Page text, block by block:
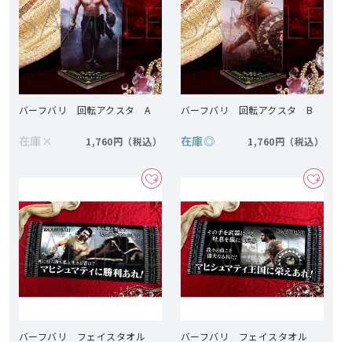
バーフバリ 回転アクスタ A
在庫 × 1,760円
バーフバリ 回転アクスタ B
在庫◎ 1,760円
バーフバリ フェイスタオル
バーフバリ フェイスタオル